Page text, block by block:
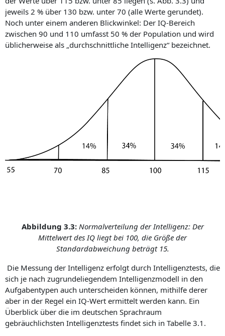
jeweils 2 % über 130 bzw. unter 70 (alle Werte gerundet).
Noch unter einem anderen Blickwinkel: Der IQ-Bereich
zwischen 90 und 110 umfasst 50 % der Population und wird
üblicherweise als „durchschnittliche Intelligenz“ bezeichnet.
Abbildung 3.3: Normalverteilung der Intelligenz: Der
Mittelwert des IQ liegt bei 100, die Größe der
Standardabweichung beträgt 15.
Die Messung der Intelligenz erfolgt durch Intelligenztests, die
sich je nach zugrundeliegendem Intelligenzmodell in den
Aufgabentypen auch unterscheiden können, mithilfe derer
aber in der Regel ein IQ-Wert ermittelt werden kann. Ein
Überblick über die im deutschen Sprachraum
gebräuchlichsten Intelligenztests findet sich in Tabelle 3.1.